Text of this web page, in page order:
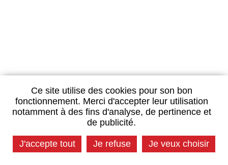
Ce site utilise des cookies pour son bon
fonctionnement. Merci d'accepter leur utilisation
notamment à des fins d'analyse, de pertinence et
de publicité.
J'accepte tout Je refuse Je veux choisir